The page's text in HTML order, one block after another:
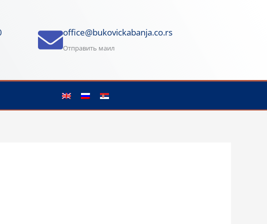
office@bukovickabanja.co.rs
Отправить маил